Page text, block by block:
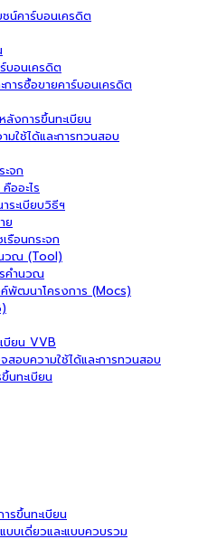
ชน์คาร์บอนเครดิต
บอนเครดิต
ารซื้อขายคาร์บอนเครดิต
งการขึ้นทะเบียน
มใช้ได้และการทวนสอบ
ะจก
อะไร
ะเบียบวิธีฯ
ย
รือนกระจก
วณ (Tool)
คำนวณ
พัฒนาโครงการ (Mocs)
บียน VVB
สอบความใช้ได้และการทวนสอบ
นทะเบียน
รขึ้นทะเบียน
บบเดี่ยวและแบบควบรวม